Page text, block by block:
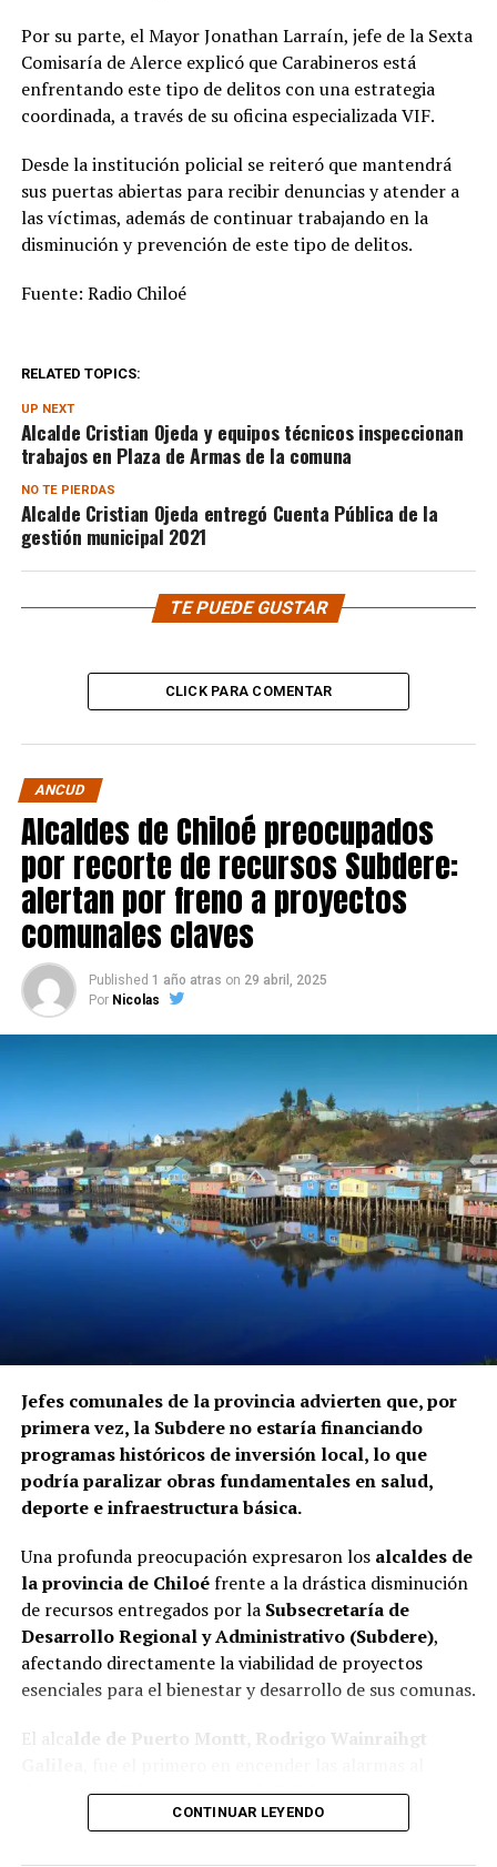
Por su parte, el Mayor Jonathan Larraín, jefe de la Sexta
Comisaría de Alerce explicó que Carabineros está
enfrentando este tipo de delitos con una estrategia
coordinada, a través de su oficina especializada VIF.
Desde la institución policial se reiteró que mantendrá
sus puertas abiertas para recibir denuncias y atender a
las víctimas, además de continuar trabajando en la
disminución y prevención de este tipo de delitos.
Fuente: Radio Chiloé
RELATED TOPICS:
UP NEXT
Alcalde Cristian Ojeda y equipos técnicos inspeccionan
trabajos en Plaza de Armas de la comuna
NO TE PIERDAS
Alcalde Cristian Ojeda entregó Cuenta Pública de la
gestión municipal 2021
TE PUEDE GUSTAR
CLICK PARA COMENTAR
ANCUD
Alcaldes de Chiloé preocupados
por recorte de recursos Subdere:
alertan por freno a proyectos
comunales claves
Published 1 año atras on 29 abril, 2025
Por Nicolas
Jefes comunales de la provincia advierten que, por
primera vez, la Subdere no estaría financiando
programas históricos de inversión local, lo que
podría paralizar obras fundamentales en salud,
deporte e infraestructura básica.
Una profunda preocupación expresaron los alcaldes de
la provincia de Chiloéfrente a la drástica disminución
de recursos entregados por la Subsecretaría de
Desarrollo Regional y Administrativo (Subdere),
afectando directamente la viabilidad de proyectos
esenciales para el bienestar y desarrollo de sus comunas.
El alca lde de Puerto Montt, Rodrigo Wainraihgt
denunciar públicamente que la Subdere no cuenta con
fondos para financiar iniciativas del Programa de
CONTINUAR LEYENDO